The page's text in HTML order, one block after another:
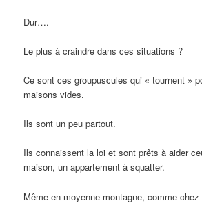
Dur….
Le plus à craindre dans ces situations ?
Ce sont ces groupuscules qui « tournent »
maisons vides.
Ils sont un peu partout.
Ils connaissent la loi et sont prêts à aider
maison, un appartement à squatter.
Même en moyenne montagne, comme